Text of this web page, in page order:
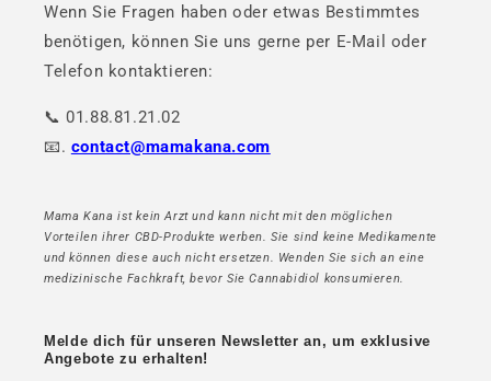
Wenn Sie Fragen haben oder etwas Bestimmtes
benötigen, können Sie uns gerne per E-Mail oder
Telefon kontaktieren:
📞 01.88.81.21.02
📧. contact@mamakana.com
Mama Kana ist kein Arzt und kann nicht mit den möglichen
Vorteilen ihrer CBD-Produkte werben. Sie sind keine Medikamente
und können diese auch nicht ersetzen. Wenden Sie sich an eine
medizinische Fachkraft, bevor Sie Cannabidiol konsumieren.
Melde dich für unseren Newsletter an, um exklusive
Angebote zu erhalten!